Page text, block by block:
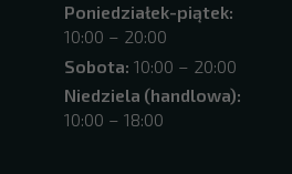
Poniedziałek-piątek:
10:00 – 20:00
Sobota: 10:00 – 20:00
Niedziela (handlowa):
10:00 – 18:00